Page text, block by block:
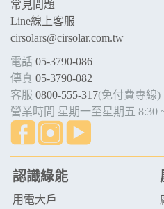
常見問題
Line線上客服
cirsolars@cirsolar.com.tw
電話 05-3790-086
傳真 05-3790-082
客服 0800-555-317(免付費專線)
營業時間 星期一至星期五 8:30
認識綠能
用電大戶